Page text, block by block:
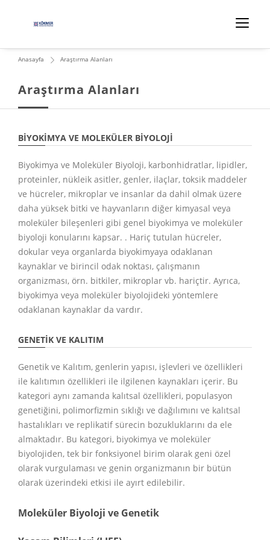
Araştırma Alanları
Anasayfa Araştırma Alanları
BİYOKİMYA VE MOLEKÜLER BİYOLOJİ
Biyokimya ve Moleküler Biyoloji, karbonhidratlar, lipidler,
proteinler, nükleik asitler, genler, ilaçlar, toksik maddeler
ve hücreler, mikroplar ve insanlar da dahil olmak üzere
daha yüksek bitki ve hayvanların diğer kimyasal veya
moleküler bileşenleri gibi genel biyokimya ve moleküler
biyoloji konularını kapsar. . Hariç tutulan hücreler,
dokular veya organlarda biyokimyaya odaklanan
kaynaklar ve birincil odak noktası, çalışmanın
organizması, örn. bitkiler, mikroplar vb. hariçtir. Ayrıca,
biyokimya veya moleküler biyolojideki yöntemlere
odaklanan kaynaklar da vardır.
GENETİK VE KALITIM
Genetik ve Kalıtım, genlerin yapısı, işlevleri ve özellikleri
ile kalıtımın özellikleri ile ilgilenen kaynakları içerir. Bu
kategori aynı zamanda kalıtsal özellikleri, populasyon
genetiğini, polimorfizmin sıklığı ve dağılımını ve kalıtsal
hastalıkları ve replikatif sürecin bozukluklarını da ele
almaktadır. Bu kategori, biyokimya ve moleküler
biyolojiden, tek bir fonksiyonel birim olarak geni özel
olarak vurgulaması ve genin organizmanın bir bütün
olarak üzerindeki etkisi ile ayırt edilebilir.
Moleküler Biyoloji ve Genetik